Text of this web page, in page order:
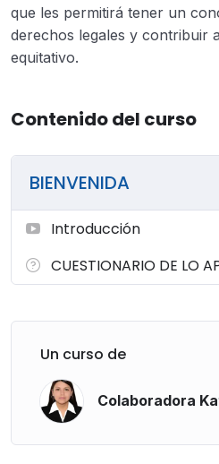
que les permitirá tener un
derechos legales y contribuir
equitativo.
Contenido del curso
BIENVENIDA
Introducción
CUESTIONARIO DE LO
Un curso de
Colaboradora